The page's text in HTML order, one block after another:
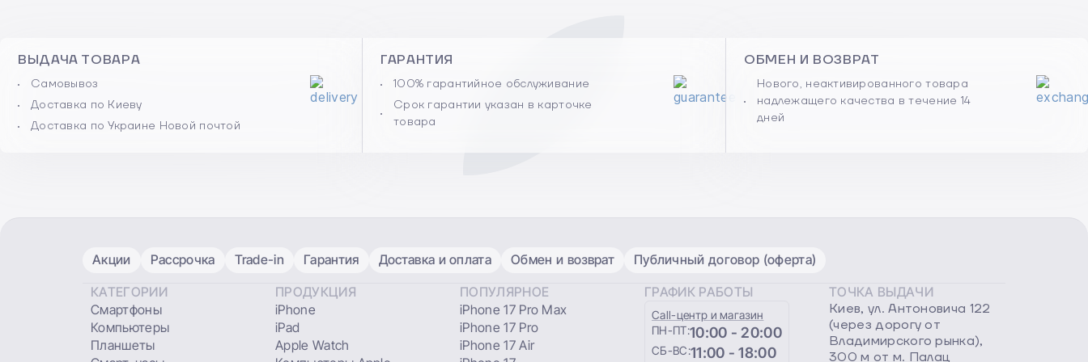
ВЫДАЧА ТОВАРА
Самовывоз
Доставка по Киеву
Доставка по Украине Новой почтой
ГАРАНТИЯ
100% гарантийное обслуживание
Срок гарантии указан в карточке
товара
ОБМЕН И ВОЗВРАТ
Нового, неактивированного товара
надлежащего качества в течение 14
дней
Акции Рассрочка Trade-in Гарантия Доставка и оплата Обмен и возврат Публичный договор (оферта)
КАТЕГОРИИ
Смартфоны
Компьютеры
Планшеты
ПРОДУКЦИЯ
iPhone
iPad
Apple Watch
ПОПУЛЯРНОЕ
iPhone 17 Pro Max
iPhone 17 Pro
iPhone 17 Air
ГРАФИК РАБОТЫ
Сall-центр и магазин
ПН-ПТ:10:00 - 20:00
СБ-ВС:11:00 - 18:00
ТОЧКА ВЫДАЧИ
Киев, ул. Антоновича 122
(через дорогу от
Владимирского рынка),
300 м от м. Палац